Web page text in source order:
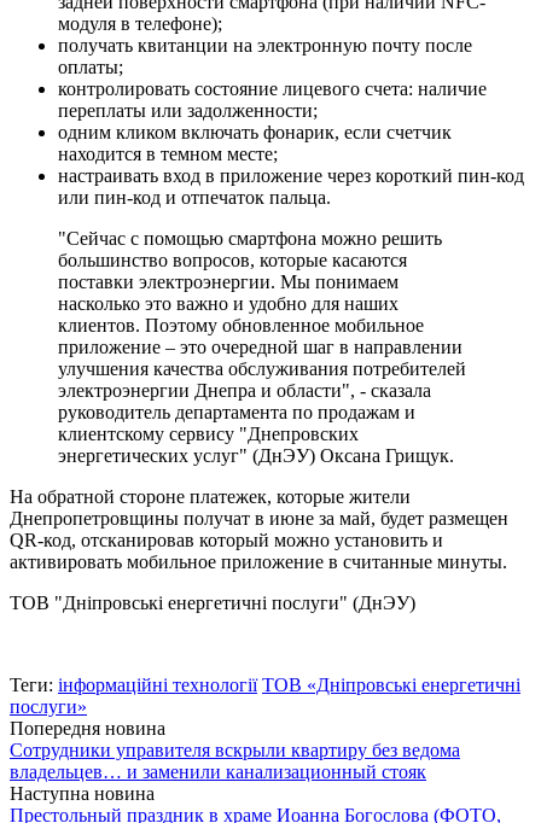
модуля в телефоне);
получать квитанции на электронную почту после
оплаты;
контролировать состояние лицевого счета: наличие
переплаты или задолженности;
одним кликом включать фонарик, если счетчик
находится в темном месте;
настраивать вход в приложение через короткий пин-код
или пин-код и отпечаток пальца.
"Сейчас с помощью смартфона можно решить
большинство вопросов, которые касаются
поставки электроэнергии. Мы понимаем
насколько это важно и удобно для наших
клиентов. Поэтому обновленное мобильное
приложение – это очередной шаг в направлении
улучшения качества обслуживания потребителей
электроэнергии Днепра и области", - сказала
руководитель департамента по продажам и
клиентскому сервису "Днепровских
энергетических услуг" (ДнЭУ) Оксана Грищук.
На обратной стороне платежек, которые жители
Днепропетровщины получат в июне за май, будет размещен
QR-код, отсканировав который можно установить и
активировать мобильное приложение в считанные минуты.
ТОВ "Дніпровські енергетичні послуги" (ДнЭУ)
Теги: інформаційні технології ТОВ «Дніпровські енергетичні
послуги»
Попередня новина
Сотрудники управителя вскрыли квартиру без ведома
владельцев… и заменили канализационный стояк
Наступна новина
Престольный праздник в храме Иоанна Богослова (ФОТО,